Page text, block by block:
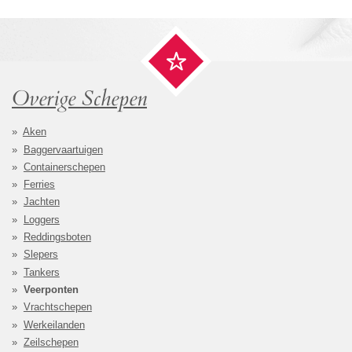
Overige Schepen
Aken
Baggervaartuigen
Containerschepen
Ferries
Jachten
Loggers
Reddingsboten
Slepers
Tankers
Veerponten
Vrachtschepen
Werkeilanden
Zeilschepen